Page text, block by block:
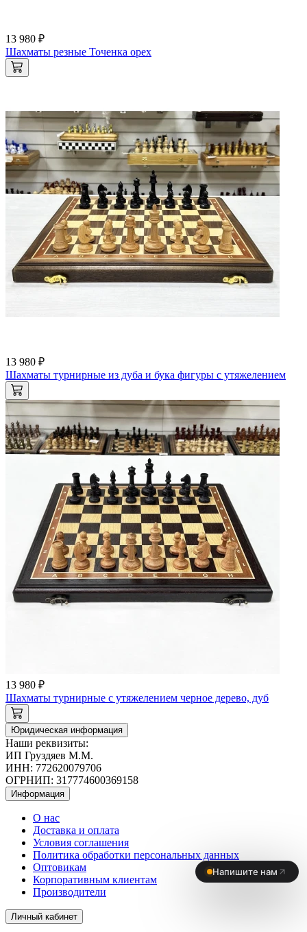
13 980 ₽
Шахматы резные Точенка орех
13 980 ₽
Шахматы турнирные из дуба и бука фигуры с утяжелением
13 980 ₽
Шахматы турнирные с утяжелением черное дерево, дуб
Юридическая информация
Наши реквизиты:
ИП Груздяев М.М.
ИНН: 772620079706
ОГРНИП: 317774600369158
Информация
О нас
Доставка и оплата
Условия соглашения
Политика обработки персональных данных
Оптовикам
Корпоративным клиентам
Производители
Личный кабинет